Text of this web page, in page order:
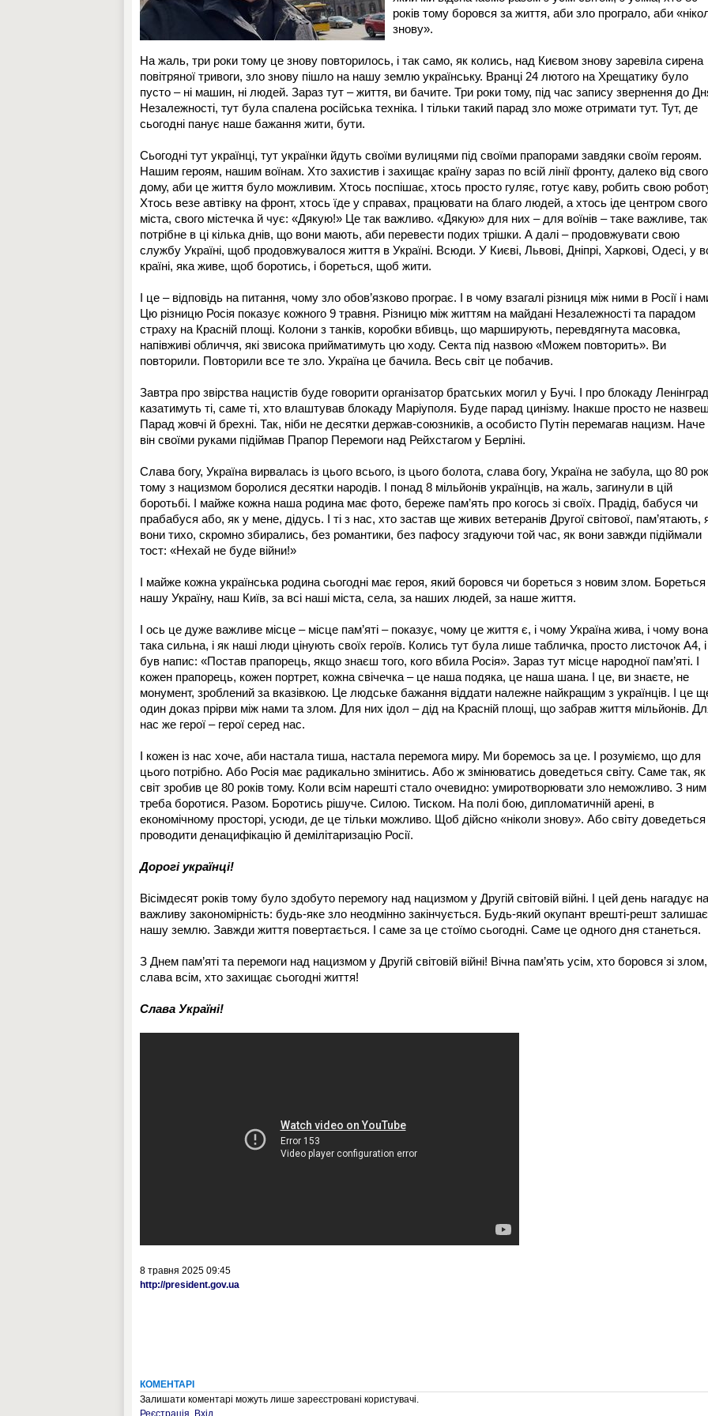
років тому боровся за життя, аби зло програло, аби
знову».
На жаль, три роки тому це знову повторилось, і так само, як колись, над Києвом знову заревіла сирена
повітряної тривоги, зло знову пішло на нашу землю українську. Вранці 24 лютого на Хрещатику було
пусто – ні машин, ні людей. Зараз тут – життя, ви бачите. Три роки тому, під час запису звернення до
Незалежності, тут була спалена російська техніка. І тільки такий парад зло може отримати тут. Тут, де
сьогодні панує наше бажання жити, бути.
Сьогодні тут українці, тут українки йдуть своїми вулицями під своїми прапорами завдяки своїм героям.
Нашим героям, нашим воїнам. Хто захистив і захищає країну зараз по всій лінії фронту, далеко від свого
дому, аби це життя було можливим. Хтось поспішає, хтось просто гуляє, готує каву, робить свою
Хтось везе автівку на фронт, хтось їде у справах, працювати на благо людей, а хтось іде центром свого
міста, свого містечка й чує: «Дякую!» Це так важливо. «Дякую» для них – для воїнів – таке важливе,
потрібне в ці кілька днів, що вони мають, аби перевести подих трішки. А далі – продовжувати свою
службу Україні, щоб продовжувалося життя в Україні. Всюди. У Києві, Львові, Дніпрі, Харкові, Одесі, у
країні, яка живе, щоб боротись, і бореться, щоб жити.
І це – відповідь на питання, чому зло обов’язково програє. І в чому взагалі різниця між ними в Росії і
Цю різницю Росія показує кожного 9 травня. Різницю між життям на майдані Незалежності та парадом
страху на Красній площі. Колони з танків, коробки вбивць, що марширують, перевдягнута масовка,
напівживі обличчя, які звисока прийматимуть цю ходу. Секта під назвою «Можем повторить». Ви
повторили. Повторили все те зло. Україна це бачила. Весь світ це побачив.
Завтра про звірства нацистів буде говорити організатор братських могил у Бучі. І про блокаду
казатимуть ті, саме ті, хто влаштував блокаду Маріуполя. Буде парад цинізму. Інакше просто не
Парад жовчі й брехні. Так, ніби не десятки держав-союзників, а особисто Путін перемагав нацизм. Наче
він своїми руками підіймав Прапор Перемоги над Рейхстагом у Берліні.
Слава богу, Україна вирвалась із цього всього, із цього болота, слава богу, Україна не забула, що 80
тому з нацизмом боролися десятки народів. І понад 8 мільйонів українців, на жаль, загинули в цій
боротьбі. І майже кожна наша родина має фото, береже пам’ять про когось зі своїх. Прадід, бабуся чи
прабабуся або, як у мене, дідусь. І ті з нас, хто застав ще живих ветеранів Другої світової, пам’ятають,
вони тихо, скромно збирались, без романтики, без пафосу згадуючи той час, як вони завжди підіймали
тост: «Нехай не буде війни!»
І майже кожна українська родина сьогодні має героя, який боровся чи бореться з новим злом. Бореться
нашу Україну, наш Київ, за всі наші міста, села, за наших людей, за наше життя.
І ось це дуже важливе місце – місце пам’яті – показує, чому це життя є, і чому Україна жива, і чому вона
така сильна, і як наші люди цінують своїх героїв. Колись тут була лише табличка, просто листочок А4, і
був напис: «Постав прапорець, якщо знаєш того, кого вбила Росія». Зараз тут місце народної пам’яті. І
кожен прапорець, кожен портрет, кожна свічечка – це наша подяка, це наша шана. І це, ви знаєте, не
монумент, зроблений за вказівкою. Це людське бажання віддати належне найкращим з українців. І це
один доказ прірви між нами та злом. Для них ідол – дід на Красній площі, що забрав життя мільйонів.
нас же герої – герої серед нас.
І кожен із нас хоче, аби настала тиша, настала перемога миру. Ми боремось за це. І розуміємо, що для
цього потрібно. Або Росія має радикально змінитись. Або ж змінюватись доведеться світу. Саме так, як
світ зробив це 80 років тому. Коли всім нарешті стало очевидно: умиротворювати зло неможливо. З ним
треба боротися. Разом. Боротись рішуче. Силою. Тиском. На полі бою, дипломатичній арені, в
економічному просторі, усюди, де це тільки можливо. Щоб дійсно «ніколи знову». Або світу доведеться
проводити денацифікацію й демілітаризацію Росії.
Дорогі українці!
Вісімдесят років тому було здобуто перемогу над нацизмом у Другій світовій війні. І цей день нагадує
важливу закономірність: будь-яке зло неодмінно закінчується. Будь-який окупант врешті-решт залишає
нашу землю. Завжди життя повертається. І саме за це стоїмо сьогодні. Саме це одного дня станеться.
З Днем пам’яті та перемоги над нацизмом у Другій світовій війні! Вічна пам’ять усім, хто боровся зі злом,
слава всім, хто захищає сьогодні життя!
Слава Україні!
8 травня 2025 09:45
http://president.gov.ua
КОМЕНТАРІ
Залишати коментарі можуть лише зареєстровані користувачі.
Реєстрація
Вхід